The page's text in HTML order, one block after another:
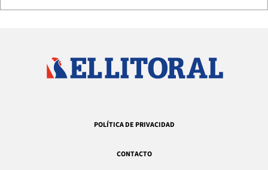
POLÍTICA DE PRIVACIDAD
CONTACTO